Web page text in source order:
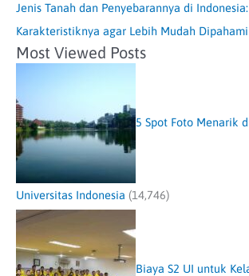
Jenis Tanah dan Penyebarannya di
Karakteristiknya agar Lebih Mudah Dipahami
Most Viewed Posts
5 Spot Foto Menarik
Universitas Indonesia (14,746)
Biaya S2 UI untuk